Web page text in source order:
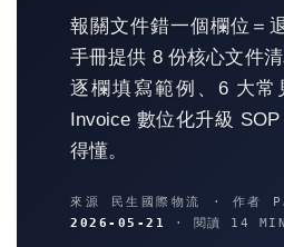
報關文件錯一個欄位＝
手冊提供 8 份核心文件
逐欄填寫範例、6 大常
Invoice 數位化升級
得懂。
來源 民生國際物流 · 作者
2026-05-21
· 閱讀 14 MIN